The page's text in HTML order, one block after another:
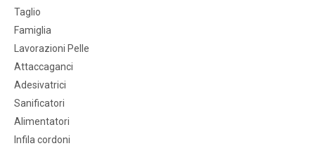
Taglio
Famiglia
Lavorazioni Pelle
Attaccaganci
Adesivatrici
Sanificatori
Alimentatori
Infila cordoni